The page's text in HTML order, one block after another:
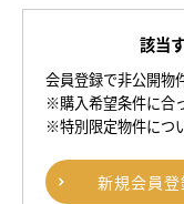
該当
会員登録で非公開物
※購入希望条件に合
※特別限定物件につ
新規会員登